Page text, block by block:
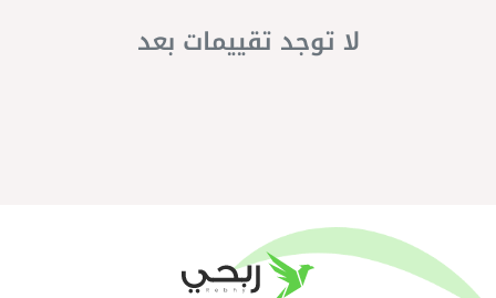
لا توجد تقييمات بعد